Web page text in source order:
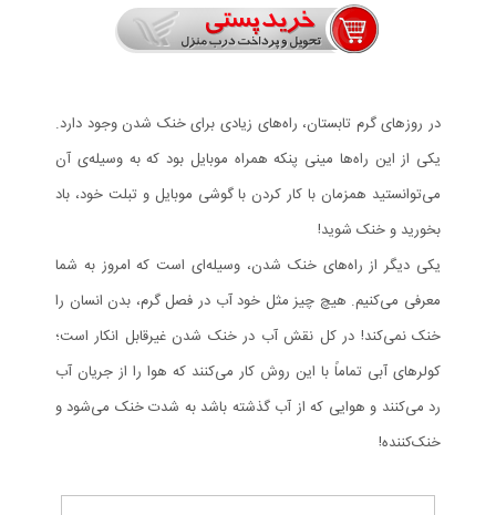
در روزهای گرم تابستان، راه‌های زیادی برای خنک شدن وجود دارد.
یکی از این راه‌ها مینی پنکه همراه موبایل بود که به وسیله‌ی آن
می‌توانستید همزمان با کار کردن با گوشی موبایل و تبلت خود، باد
بخورید و خنک شوید!
یکی دیگر از راه‌های خنک شدن، وسیله‌ای است که امروز به شما
معرفی می‌کنیم. هیچ چیز مثل خود آب در فصل گرم، بدن انسان را
خنک نمی‌کند! در کل نقش آب در خنک شدن غیرقابل انکار است؛
کولرهای آبی تماماً با این روش کار می‌کنند که هوا را از جریان آب
رد می‌کنند و هوایی که از آب گذشته باشد به شدت خنک می‌شود و
خنک‌کننده!